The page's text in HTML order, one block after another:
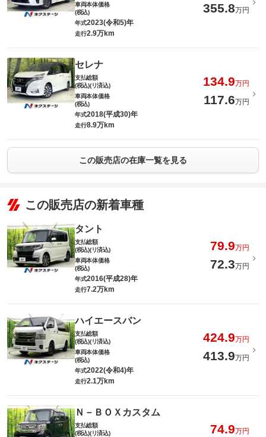
車両本体価格
(税込)
355.8万円
年式2023(令和5)年
走行2.9万km
セレナ
支払総額
(税込)(リ済込)
134.9万円
車両本体価格
(税込)
117.6万円
年式2018(平成30)年
走行8.9万km
この販売店の在庫一覧を見る
この販売店の新着車種
タント
支払総額
(税込)(リ済込)
79.9万円
車両本体価格
(税込)
72.3万円
年式2016(平成28)年
走行7.2万km
ハイエースバン
支払総額
(税込)(リ済込)
424.9万円
車両本体価格
(税込)
413.9万円
年式2022(令和4)年
走行2.1万km
Ｎ－ＢＯＸカスタム
支払総額
(税込)(リ済込)
74.9万円